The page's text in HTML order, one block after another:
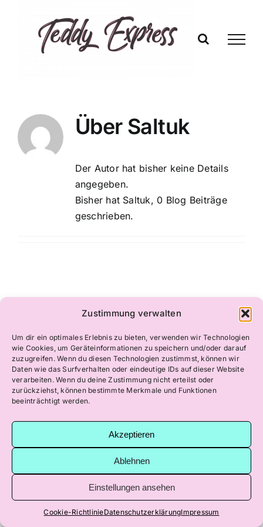
Zustimmung verwalten
Um dir ein optimales Erlebnis zu bieten, verwenden wir Technologien
wie Cookies, um Geräteinformationen zu speichern und/oder darauf
zuzugreifen. Wenn du diesen Technologien zustimmst, können wir
Daten wie das Surfverhalten oder eindeutige IDs auf dieser Website
verarbeiten. Wenn du deine Zustimmung nicht erteilst oder
zurückziehst, können bestimmte Merkmale und Funktionen
beeinträchtigt werden.
Akzeptieren
Ablehnen
Einstellungen ansehen
Cookie-RichtlinieDatenschutzerklärungImpressum
springen
Über Saltuk
Der Autor hat bisher keine Details
angegeben.
Bisher hat Saltuk, 0 Blog Beiträge
geschrieben.
Copyright 2024 |Ted-E-Media| All Rights Reserved |